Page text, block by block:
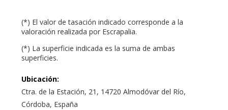
(*) El valor de tasación indicado corresponde a la
valoración realizada por Escrapalia.
(*) La superficie indicada es la suma de ambas
superficies.
Ubicación:
Ctra. de la Estación, 21, 14720 Almodóvar del Río,
Córdoba, España